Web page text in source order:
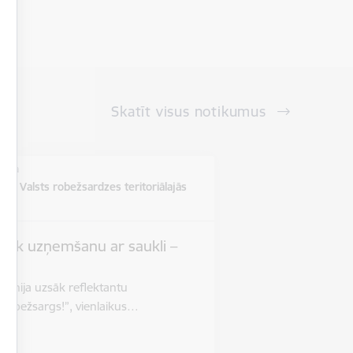
Skatīt visus notikumus
un Valsts robežsardzes teritoriālajās
uzņemšanu ar saukli –
jūnija uzsāk reflektantu
robežsargs!”, vienlaikus…